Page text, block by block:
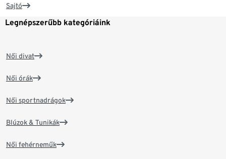
Sajtó
Legnépszerűbb kategóriáink
Női divat
Női órák
Női sportnadrágok
Blúzok & Tunikák
Női fehérneműk